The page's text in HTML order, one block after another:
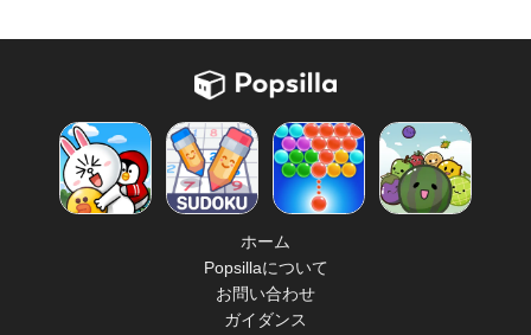
ホーム
Popsillaについて
お問い合わせ
ガイダンス